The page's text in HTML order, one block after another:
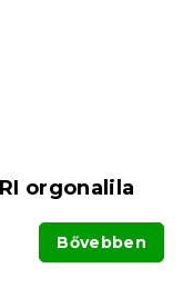
orgonalila
Bővebben